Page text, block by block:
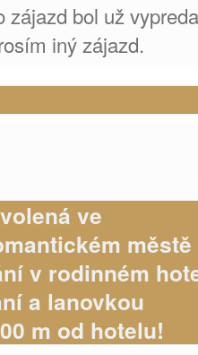
zájazd bol už
iný zájazd.
ve
městě
v rodinném
a lanovkou
m od hotelu!